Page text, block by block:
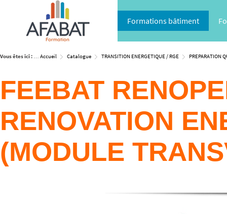
Formations bâtiment
Vous êtes ici : Accueil Catalogue TRANSITION ENERGETIQUE / RGE PREPARATION
FEEBAT
RENOVATION
(MODULE